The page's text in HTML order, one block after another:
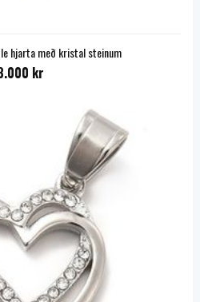
hjarta með kristal steinum
kr